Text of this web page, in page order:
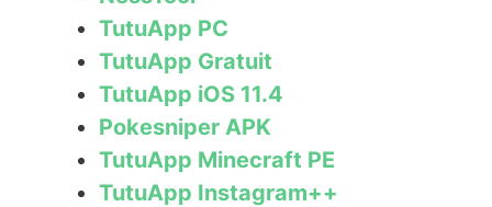
TutuApp PC
TutuApp Gratuit
TutuApp iOS 11.4
Pokesniper APK
TutuApp Minecraft PE
TutuApp Instagram++